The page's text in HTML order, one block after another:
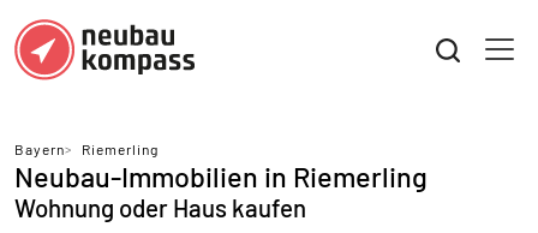
Bayern> Riemerling
Neubau-Immobilien in Riemerling
Wohnung oder Haus kaufen